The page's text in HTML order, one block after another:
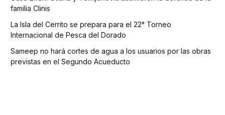
familia Clinis
La Isla del Cerrito se prepara para el 22° Torneo
Internacional de Pesca del Dorado
Sameep no hará cortes de agua a los usuarios por las obras
previstas en el Segundo Acueducto